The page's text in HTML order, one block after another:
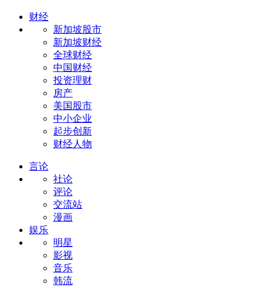
财经
新加坡股市
新加坡财经
全球财经
中国财经
投资理财
房产
美国股市
中小企业
起步创新
财经人物
言论
社论
评论
交流站
漫画
娱乐
明星
影视
音乐
韩流